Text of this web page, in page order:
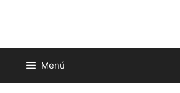
Menú